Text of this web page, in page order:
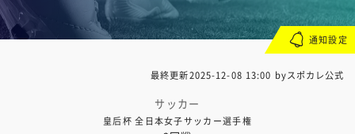
最終更新2025-12-08 13:00 byスポカレ公式
サッカー
皇后杯 全日本女子サッカー選手権
通知設定